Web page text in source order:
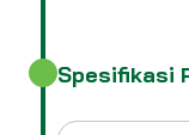
Spesifikasi